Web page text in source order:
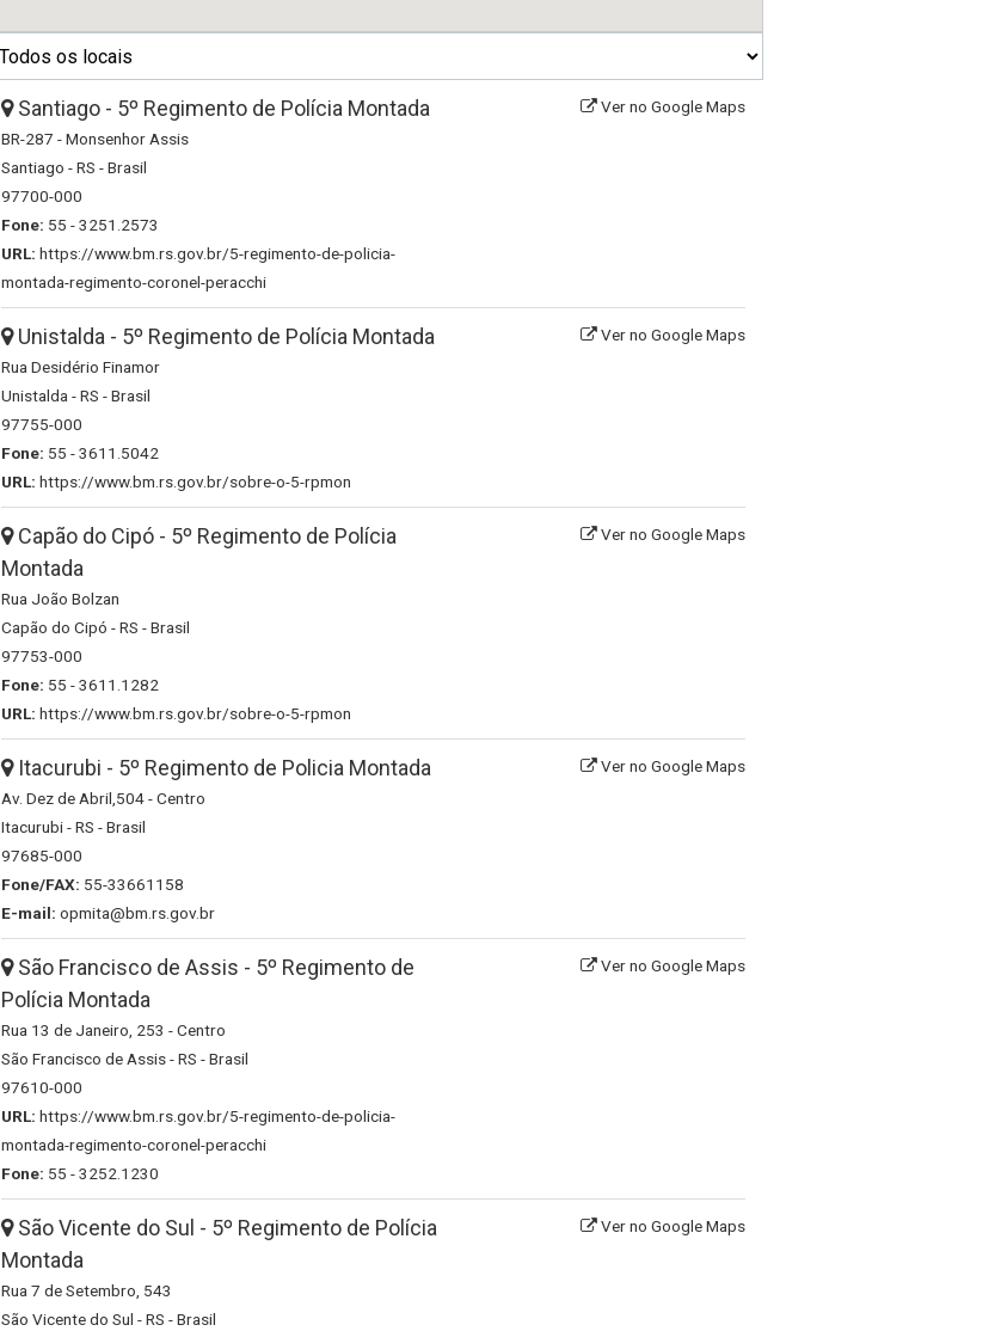
Santiago - 5º Regimento de Polícia Montada
BR-287 - Monsenhor Assis
Santiago - RS - Brasil
97700-000
Fone: 55 - 3251.2573
URL: https://www.bm.rs.gov.br/5-regimento-de-policia-
montada-regimento-coronel-peracchi
Ver no Google Maps
Unistalda - 5º Regimento de Polícia Montada
Rua Desidério Finamor
Unistalda - RS - Brasil
97755-000
Fone: 55 - 3611.5042
URL: https://www.bm.rs.gov.br/sobre-o-5-rpmon
Ver no Google Maps
Capão do Cipó - 5º Regimento de Polícia
Montada
Rua João Bolzan
Capão do Cipó - RS - Brasil
97753-000
Fone: 55 - 3611.1282
URL: https://www.bm.rs.gov.br/sobre-o-5-rpmon
Ver no Google Maps
Itacurubi - 5º Regimento de Policia Montada
Av. Dez de Abril,504 - Centro
Itacurubi - RS - Brasil
97685-000
Fone/FAX: 55-33661158
E-mail: opmita@bm.rs.gov.br
Ver no Google Maps
São Francisco de Assis - 5º Regimento de
Polícia Montada
Rua 13 de Janeiro, 253 - Centro
São Francisco de Assis - RS - Brasil
97610-000
URL: https://www.bm.rs.gov.br/5-regimento-de-policia-
montada-regimento-coronel-peracchi
Fone: 55 - 3252.1230
Ver no Google Maps
São Vicente do Sul - 5º Regimento de Polícia
Montada
Rua 7 de Setembro, 543
São Vicente do Sul - RS - Brasil
Ver no Google Maps